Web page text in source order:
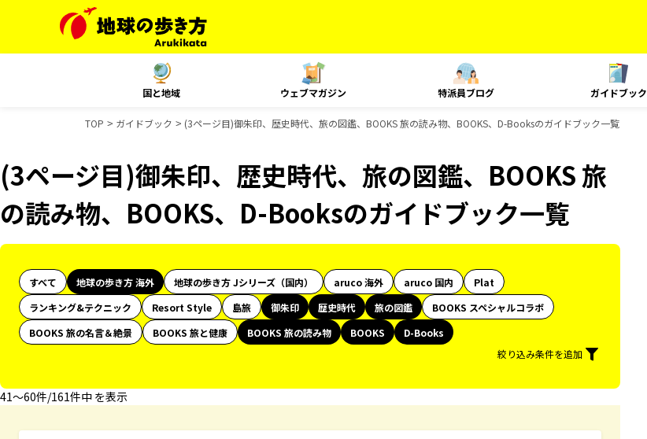
国と地域 ウェブマガジン 特派員ブログ ガイドブック
TOP ガイドブック (3ページ目)御朱印、歴史時代、旅の図鑑、BOOKS 旅の読み物、BOOKS、D-Booksのガイドブック一覧
(3ページ目)御朱印、歴史時代、旅の図鑑、BOOKS 旅
の読み物、BOOKS、D-Booksのガイドブック一覧
すべて 地球の歩き方 海外 地球の歩き方 Jシリーズ（国内） aruco 海外 aruco 国内
Plat
ランキング&テクニック
Resort Style 島旅 御朱印 歴史時代 旅の図鑑
BOOKS スペシャルコラボ
BOOKS 旅の名言＆絶景
BOOKS 旅と健康 BOOKS 旅の読み物 BOOKS
D-Books
絞り込み条件を追加
41〜60件/161件中 を表示